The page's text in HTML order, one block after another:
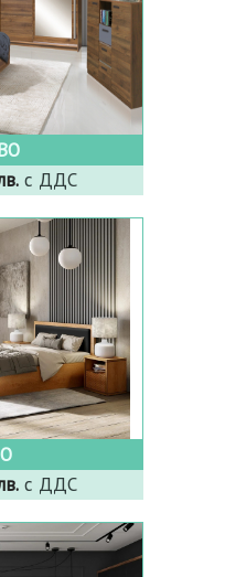
с ДДС
с ДДС